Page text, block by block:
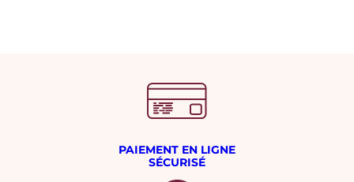
PAIEMENT EN LIGNE
SÉCURISÉ